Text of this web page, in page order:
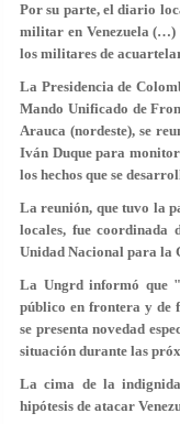
Por su parte, el diario
militar en Venezuela (…)
los militares de
La Presidencia de
Mando Unificado de
Arauca (nordeste), se
Iván Duque para
los hechos que se
La reunión, que tuvo la
locales, fue coordinada
Unidad Nacional para la
La Ungrd informó que
público en frontera y de
se presenta novedad
situación durante las
La cima de la
hipótesis de atacar